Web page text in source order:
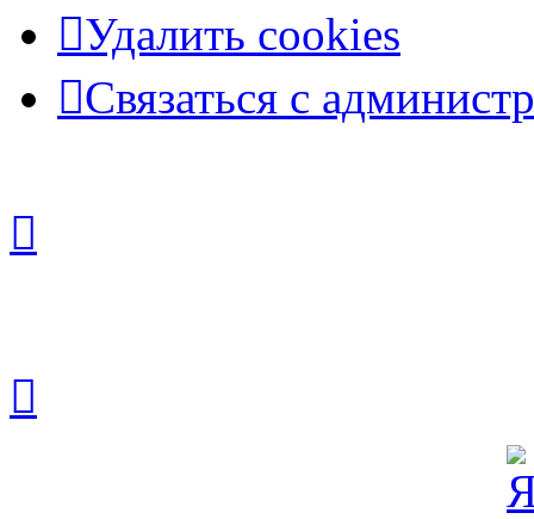
Удалить cookies
Связаться с